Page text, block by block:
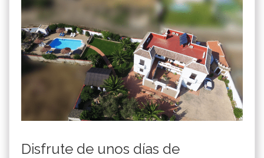
Disfrute de unos días de